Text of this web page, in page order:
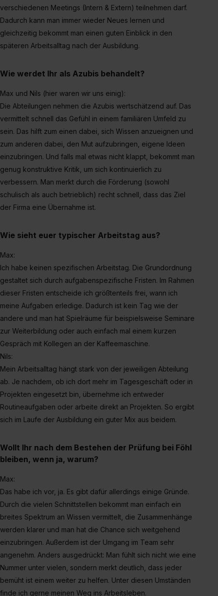
verschiedenen Meetings (Intern & Extern) teilnehmen darf.
Dadurch kann man immer wieder Neues lernen und
gleichzeitig bekommt man einen guten Einblick in den
späteren Arbeitsalltag nach der Ausbildung.
Wie werdet Ihr als Azubis behandelt?
Max und Nils (hier waren wir uns einig):
Die Abteilungen nehmen die Azubis wertschätzend auf. Das
vermittelt schnell das Gefühl in einem familiären Umfeld zu
sein. Das hilft zum einen dabei, sich Wissen anzueignen und
zum anderen dabei, den Mut aufzubringen, eigene Ideen
einzubringen. Und falls mal etwas nicht klappt, bekommt man
genug konstruktive Kritik, um sich kontinuierlich zu
verbessern. Man merkt durch die Förderung (sowohl
schulisch als auch betrieblich) recht schnell, dass das Ziel
der Firma eine Übernahme ist.
Wie sieht euer typischer Arbeitstag aus?
Max:
Ich habe keinen spezifischen Arbeitstag. Die Grundordnung
gestaltet sich durch aufgabenspezifische Fristen. Im Rahmen
dieser Fristen entscheide ich größtenteils frei, wann ich
meine Aufgaben erledige. Dadurch ist kein Tag wie der
andere und man hat Spielräume für beispielsweise Seminare
zur Weiterbildung oder auch einfach mal einem kurzen
Gespräch mit Kollegen an der Kaffeemaschine.
Nils:
Mein Arbeitsalltag hängt stark von der jeweiligen Abteilung
ab. Je nachdem, ob ich dort mehr im Tagesgeschäft oder in
Projekten eingesetzt bin, übernehme ich entweder
Routineaufgaben oder arbeite direkt an Projekten. So ergibt
sich im Laufe der Ausbildung ein guter Mix aus beidem.
Wollt Ihr nach dem Bestehen der Prüfung bei Föhl
bleiben, wenn ja, warum?
Max:
Das habe ich vor, ja. Es gibt dafür allerdings einige Gründe.
Durch die vielen Schnittstellen bekommt man einfach ein
breites Spektrum an Wissen vermittelt, die Zusammenhänge
werden klarer und man hat die Chance sich weitgehend
einzubringen. Außerdem ist der Umgang im Team sehr
angenehm. Anders ausgedrückt: Man fühlt sich nicht wie eine
Nummer unter vielen, sondern merkt deutlich, dass jeder
bemüht ist einem weiter zu helfen. Unter diesen Umständen
finde ich gerne meinen Weg ins Arbeitsleben.